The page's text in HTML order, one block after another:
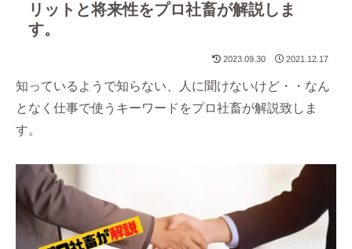
リットと将来性をプロ社畜が解説しま
す。
2023.09.30 2021.12.17
知っているようで知らない、人に聞けないけど・・なん
となく仕事で使うキーワードをプロ社畜が解説致しま
す。